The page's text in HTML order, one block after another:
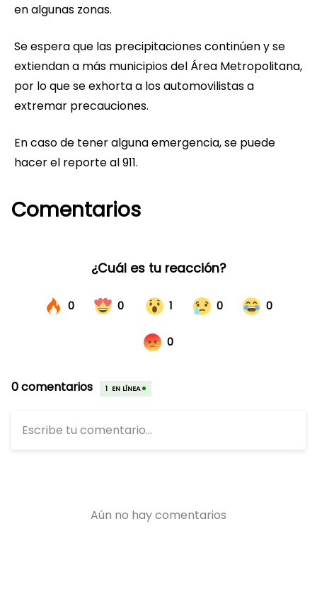
en algunas zonas.
Se espera que las precipitaciones continúen y se
extiendan a más municipios del Área Metropolitana,
por lo que se exhorta a los automovilistas a
extremar precauciones.
En caso de tener alguna emergencia, se puede
hacer el reporte al 911.
Comentarios